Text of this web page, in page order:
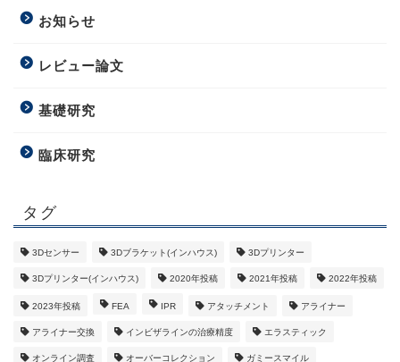
お知らせ
レビュー論文
基礎研究
臨床研究
タグ
3Dセンサー 3Dブラケット(インハウス) 3Dプリンター
3Dプリンター(インハウス) 2020年投稿 2021年投稿 2022年投稿
2023年投稿 FEA IPR アタッチメント アライナー
アライナー交換 インビザラインの治療精度 エラスティック
オンライン調査 オーバーコレクション ガミースマイル